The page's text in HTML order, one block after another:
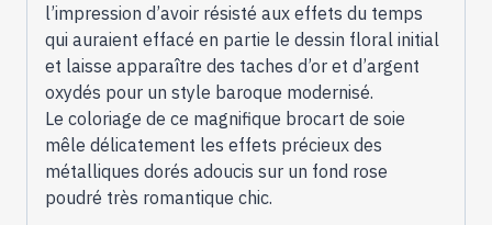
l’impression d’avoir résisté aux effets du temps
qui auraient effacé en partie le dessin floral initial
et laisse apparaître des taches d’or et d’argent
oxydés pour un style baroque modernisé.
Le coloriage de ce magnifique brocart de soie
mêle délicatement les effets précieux des
métalliques dorés adoucis sur un fond rose
poudré très romantique chic.